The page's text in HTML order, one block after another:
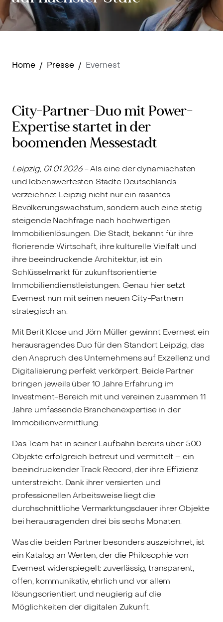
Home / Presse / Evernest
City-Partner-Duo mit Power-
Expertise startet in der
boomenden Messestadt
Leipzig, 01.01.2026- Als eine der dynamischsten
und lebenswertesten Städte Deutschlands
verzeichnet Leipzig nicht nur ein rasantes
Bevölkerungswachstum, sondern auch eine stetig
steigende Nachfrage nach hochwertigen
Immobilienlösungen. Die Stadt, bekannt für ihre
florierende Wirtschaft, ihre kulturelle Vielfalt und
ihre beeindruckende Architektur, ist ein
Schlüsselmarkt für zukunftsorientierte
Immobiliendienstleistungen. Genau hier setzt
Evernest nun mit seinen neuen City-Partnern
strategisch an.
Mit Berit Klose und Jörn Müller gewinnt Evernest ein
herausragendes Duo für den Standort Leipzig, das
den Anspruch des Unternehmens auf Exzellenz und
Digitalisierung perfekt verkörpert. Beide Partner
bringen jeweils über 10 Jahre Erfahrung im
Investment-Bereich mit und vereinen zusammen 11
Jahre umfassende Branchenexpertise in der
Immobilienvermittlung.
Das Team hat in seiner Laufbahn bereits über 500
Objekte erfolgreich betreut und vermittelt – ein
beeindruckender Track Record, der ihre Effizienz
unterstreicht. Dank ihrer versierten und
professionellen Arbeitsweise liegt die
durchschnittliche Vermarktungsdauer ihrer Objekte
bei herausragenden drei bis sechs Monaten.
Was die beiden Partner besonders auszeichnet, ist
ein Katalog an Werten, der die Philosophie von
Evernest widerspiegelt: zuverlässig, transparent,
offen, kommunikativ, ehrlich und vor allem
lösungsorientiert und neugierig auf die
Möglichkeiten der digitalen Zukunft.